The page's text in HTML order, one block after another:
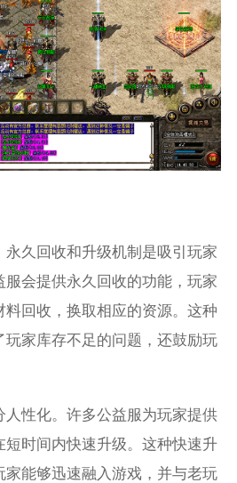
久回收和升级机制是吸引玩家
服会提供永久回收的功能，玩家
回收，换取相应的资源。这种
家库存不足的问题，还鼓励玩
人性化。许多公益服为玩家提供
短时间内快速升级。这种快速升
能够迅速融入游戏，并与老玩